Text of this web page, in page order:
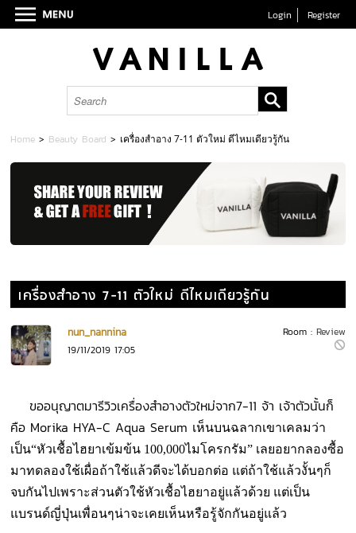
Login Register
Home > Beauty Board > เครื่องสำอาง 7-11 ตัวใหม่ ดีไหมเดียวรู้กัน
เครื่องสำอาง 7-11 ตัวใหม่ ดีไหมเดียวรู้กัน
Room : Review
nun_nannina
19/11/2019 17:05
ขออนุญาตมารีวิวเครื่องสำอางตัวใหม่จาก7-11 จ้า เจ้าตัวนั้นก็
คือ Morika HYA-C Aqua Serum เห็นบนฉลากเขาเคลมว่า
เป็น“หัวเชื้อไฮยาเข้มข้น 100,000ไมโครกรัม” เลยอยากลองซื้อ
มาทดลองใช้เผื่อถ้าใช้แล้วดีจะได้บอกต่อ แต่ถ้าใช้แล้วงั้นๆก็
จบกันไปเพราะส่วนตัวใช้หัวเชื้อไฮยาอยู่แล้วด้วย แต่เป็น
แบรนด์ญี่ปุ่นเพื่อนๆน่าจะเคยเห็นหรือรู้จักกันอยู่แล้ว